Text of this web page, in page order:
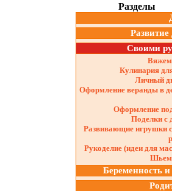
Разделы
Развитие
Своими
Кулинария
Личный
Оформление веранды в
Оформление
Поделки с
Развивающие игрушки
Рукоделие (идеи для
Шьем
Беременность